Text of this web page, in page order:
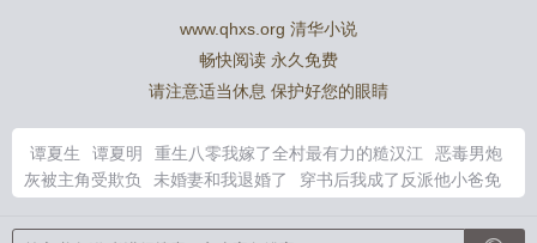
www.qhxs.org 清华小说
畅快阅读 永久免费
请注意适当休息 保护好您的眼睛
谭夏生 谭夏明 重生八零我嫁了全村最有力的糙汉江
恶毒男炮
灰被主角受欺负
未婚妻和我退婚了
穿书后我成了反派他小爸免
间
八尺门剧情简介 八尺门的辩护人百科
未婚妻退婚后她绝艳登